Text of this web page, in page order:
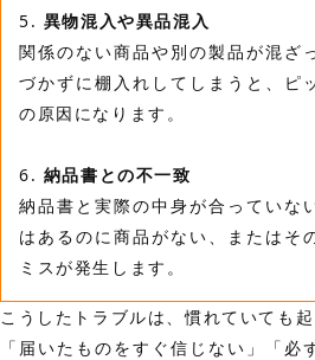
5. 異物混入や異品混入
関係のない商品や別の製品が混ざ
づかずに棚入れしてしまうと、ピ
の原因になります。
6. 納品書との不一致
納品書と実際の中身が合っていな
はあるのに商品がない、またはそ
ミスが発生します。
こうしたトラブルは、慣れていても起
「届いたものをすぐ信じない」「必